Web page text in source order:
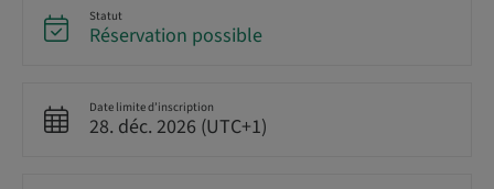
Statut
Réservation possible
Date limite d’inscription
28. déc. 2026 (UTC+1)